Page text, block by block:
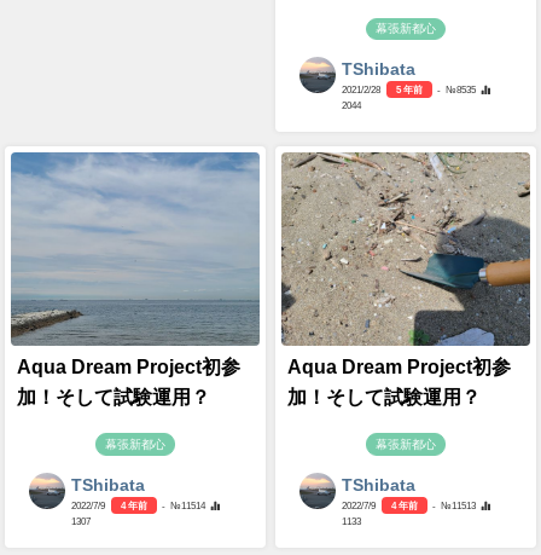
幕張新都心
TShibata
2021/2/28 5 年前
- №8535
2044
Aqua Dream Project初参
加！そして試験運用？
幕張新都心
TShibata
2022/7/9 4 年前
- №11514
1307
Aqua Dream Project初参
加！そして試験運用？
幕張新都心
TShibata
2022/7/9 4 年前
- №11513
1133